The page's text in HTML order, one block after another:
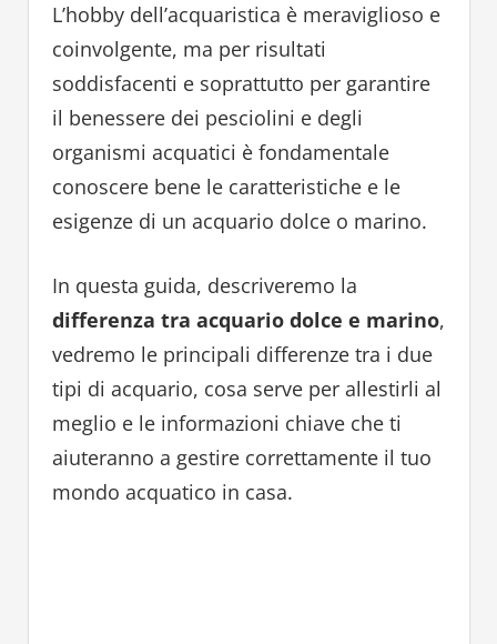
L’hobby dell’acquaristica è meraviglioso e
coinvolgente, ma per risultati
soddisfacenti e soprattutto per garantire
il benessere dei pesciolini e degli
organismi acquatici è fondamentale
conoscere bene le caratteristiche e le
esigenze di un acquario dolce o marino.
In questa guida, descriveremo la
differenza tra acquario dolce e marino,
vedremo le principali differenze tra i due
tipi di acquario, cosa serve per allestirli al
meglio e le informazioni chiave che ti
aiuteranno a gestire correttamente il tuo
mondo acquatico in casa.